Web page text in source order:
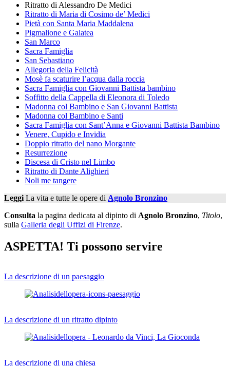
Ritratto di Alessandro De Medici
Ritratto di Maria di Cosimo de’ Medici
Pietà con Santa Maria Maddalena
Pigmalione e Galatea
San Marco
Sacra Famiglia
San Sebastiano
Allegoria della Felicità
Mosè fa scaturire l’acqua dalla roccia
Sacra Famiglia con Giovanni Battista bambino
Soffitto della Cappella di Eleonora di Toledo
Madonna col Bambino e San Giovanni Battista
Madonna col Bambino e Santi
Sacra Famiglia con Sant’Anna e Giovanni Battista Bambino
Venere, Cupido e Invidia
Doppio ritratto del nano Morgante
Resurrezione
Discesa di Cristo nel Limbo
Ritratto di Dante Alighieri
Noli me tangere
LeggiLa vita e tutte le opere di Agnolo Bronzino
Consulta la pagina dedicata al dipinto di Agnolo Bronzino, Titolo,
sulla Galleria degli Uffizi di Firenze.
ASPETTA! Ti possono servire
La descrizione di un paesaggio
La descrizione di un ritratto dipinto
La descrizione di una chiesa